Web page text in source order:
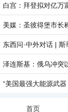
白宫：拜登拟对亿万
美媒：圣彼得堡市长
东西问·中外对话 | 斯
泽连斯基：俄乌冲突
“美国最强大能源武
首页